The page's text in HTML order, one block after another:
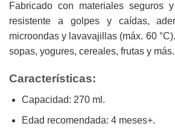
Fabricado con materiales seguros
resistente a golpes y caídas,
microondas y lavavajillas (máx. 60
sopas, yogures, cereales, frutas y más.
Características:
Capacidad: 270 ml.
Edad recomendada: 4 meses+.